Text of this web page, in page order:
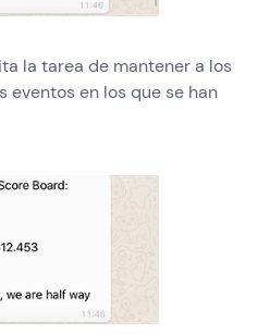
la tarea de mantener a los
eventos en los que se han